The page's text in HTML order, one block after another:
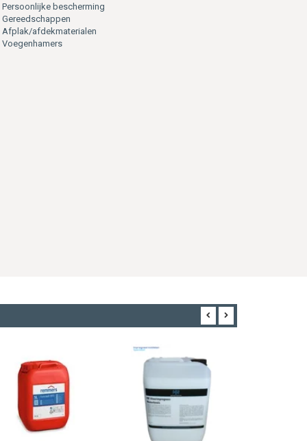
Persoonlijke bescherming
Gereedschappen
Afplak/afdekmaterialen
Voegenhamers